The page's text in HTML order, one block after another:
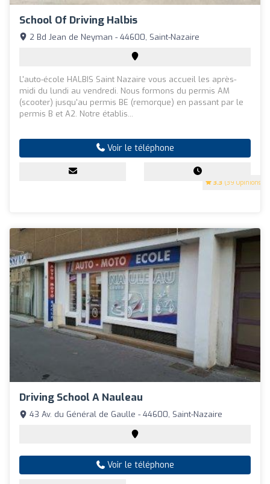
School Of Driving Halbis
3.3 (39 Opinions)
2 Bd Jean de Neyman - 44600, Saint-Nazaire
L'auto-école HALBIS Saint Nazaire vous accueil les après-
midi du lundi au vendredi. Nous formons du permis AM
(scooter) jusqu'au permis BE (remorque) en passant par le
permis B et A2. Notre établis...
Voir le téléphone
Driving School A Nauleau
43 Av. du Général de Gaulle - 44600, Saint-Nazaire
Voir le téléphone